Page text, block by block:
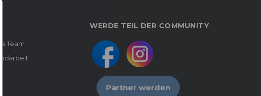
Team
WERDE TEIL DER COMMUNITY
Partner werden